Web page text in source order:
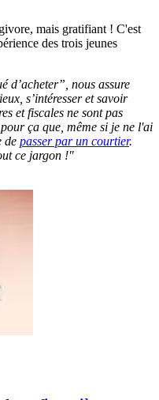
mais gratifiant ! C'est
des trois jeunes
d’acheter”, nous assure
s’intéresser et savoir
et fiscales ne sont pas
ça que, même si je ne l'ai
de passer par un courtier.
ce jargon !"